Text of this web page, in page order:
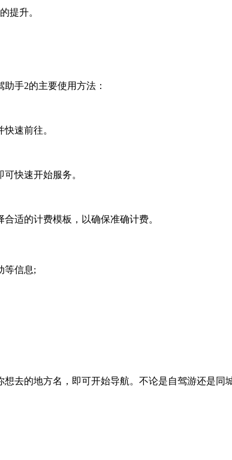
提升。
手2的主要使用方法：
速前往。
快速开始服务。
适的计费模板，以确保准确计费。
等信息;
去的地方名，即可开始导航。不论是自驾游还是同